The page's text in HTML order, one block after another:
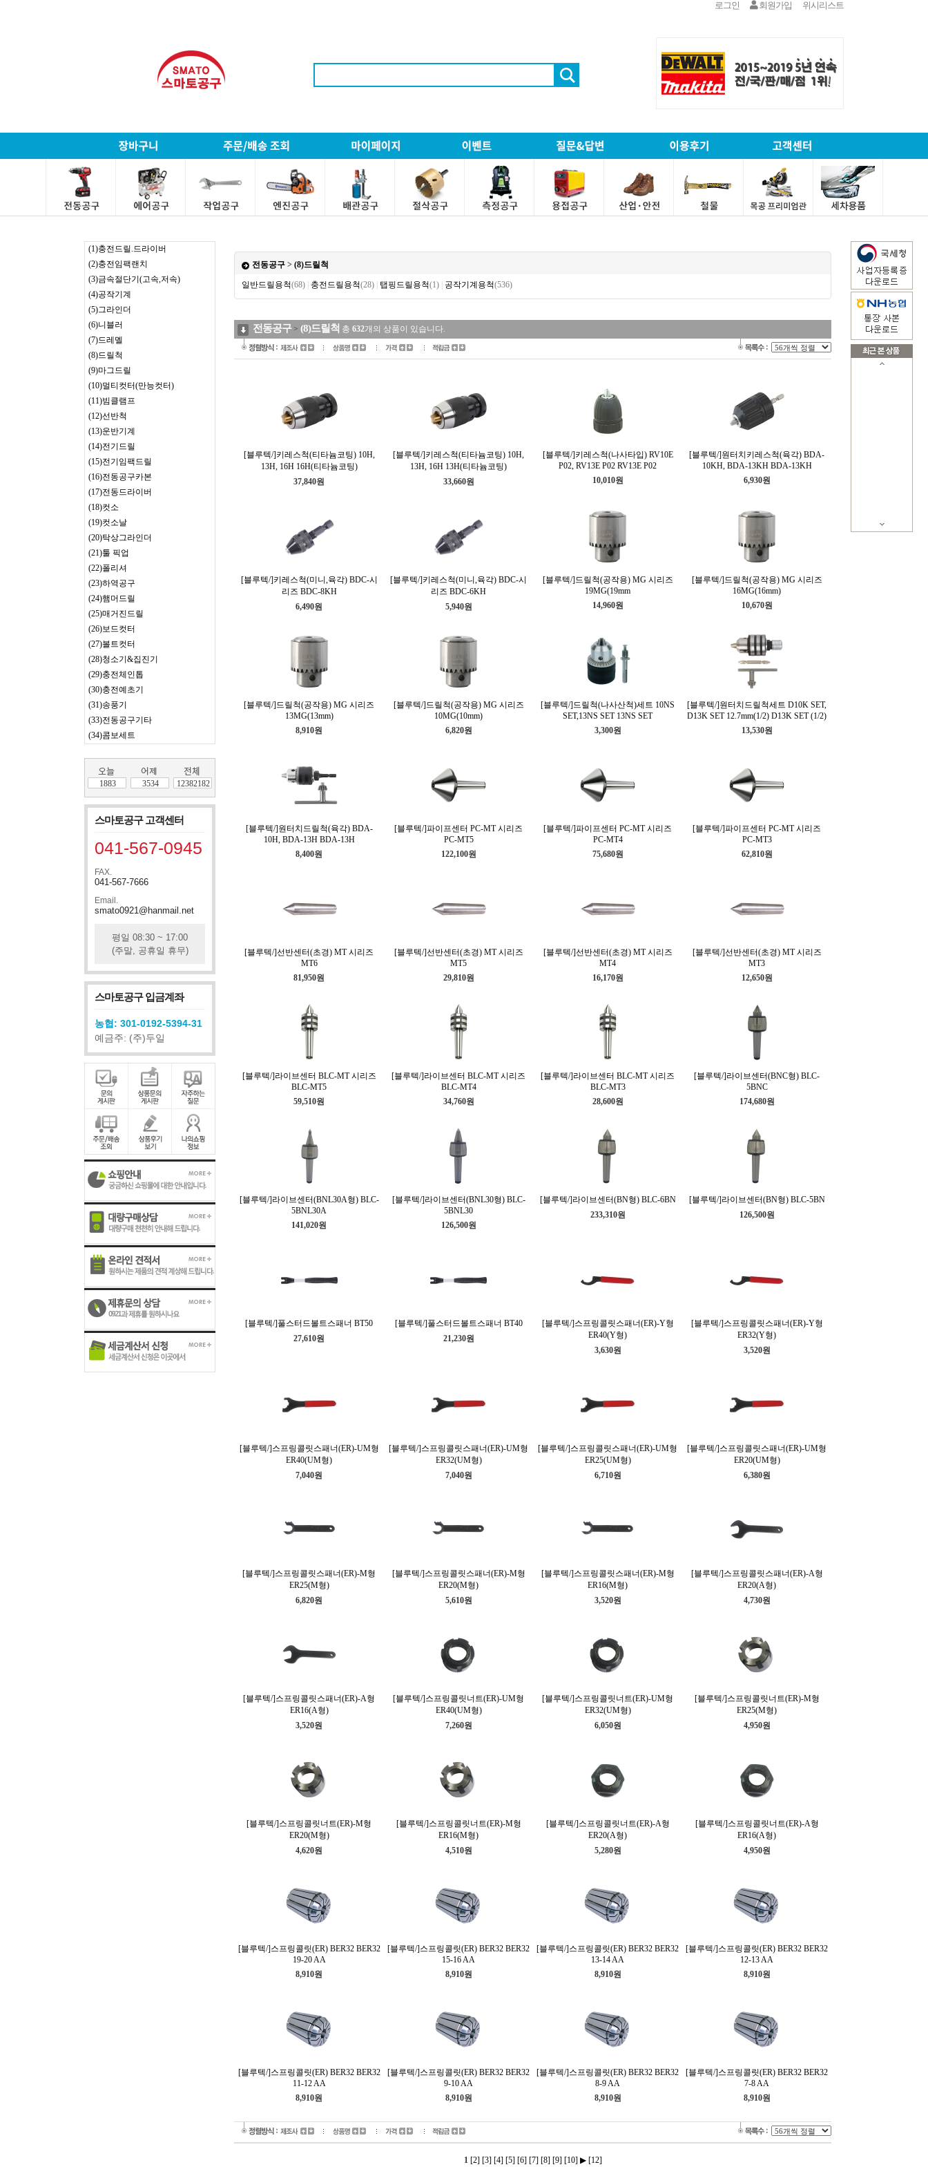
로그인 회원가입 위시리스트
(1)충전드릴.드라이버
(2)충전임팩랜치
(3)금속절단기(고속,저속)
(4)공작기계
(5)그라인더
(6)니블러
(7)드레멜
(8)드릴척
(9)마그드릴
(10)멀티컷터(만능컷터)
(11)빔클램프
(12)선반척
(13)운반기계
(14)전기드릴
(15)전기임팩드릴
(16)전동공구카본
(17)전동드라이버
(18)컷소
(19)컷소날
(20)탁상그라인더
(21)툴 픽업
(22)폴리셔
(23)하역공구
(24)햄머드릴
(25)매거진드릴
(26)보드컷터
(27)볼트컷터
(28)청소기&집진기
(29)충전체인톱
(30)충전예초기
(31)송풍기
(33)전동공구기타
(34)콤보세트
1883 3534 12382182
스마토공구 고객센터
041-567-0945
FAX.
041-567-7666
Email.
smato0921@hanmail.net
평일 08:30 ~ 17:00
(주말, 공휴일 휴무)
스마토공구 입금계좌
농협: 301-0192-5394-31
예금주: (주)두일
전동공구 > (8)드릴척
일반드릴용척(68) 충전드릴용척(28) 탭핑드릴용척(1) 공작기계용척(536)
전동공구> (8)드릴척 총 632개의 상품이 있습니다.
[블루텍/]키레스척(티타늄코팅) 10H,
13H, 16H 16H(티타늄코팅)
37,840원
[블루텍/]키레스척(티타늄코팅) 10H,
13H, 16H 13H(티타늄코팅)
33,660원
[블루텍/]키레스척(나사타입) RV10E
P02, RV13E P02 RV13E P02
10,010원
[블루텍/]원터치키레스척(육각) BDA-
10KH, BDA-13KH BDA-13KH
6,930원
[블루텍/]키레스척(미니,육각) BDC-시
리즈 BDC-8KH
6,490원
[블루텍/]키레스척(미니,육각) BDC-시
리즈 BDC-6KH
5,940원
[블루텍/]드릴척(공작용) MG 시리즈
19MG(19mm
14,960원
[블루텍/]드릴척(공작용) MG 시리즈
16MG(16mm)
10,670원
[블루텍/]드릴척(공작용) MG 시리즈
13MG(13mm)
8,910원
[블루텍/]드릴척(공작용) MG 시리즈
10MG(10mm)
6,820원
[블루텍/]드릴척(나사산척)세트 10NS
SET,13NS SET 13NS SET
3,300원
[블루텍/]원터치드릴척세트 D10K SET,
D13K SET 12.7mm(1/2) D13K SET (1/2)
13,530원
[블루텍/]원터치드릴척(육각) BDA-
10H, BDA-13H BDA-13H
8,400원
[블루텍/]파이프센터 PC-MT 시리즈
PC-MT5
122,100원
[블루텍/]파이프센터 PC-MT 시리즈
PC-MT4
75,680원
[블루텍/]파이프센터 PC-MT 시리즈
PC-MT3
62,810원
[블루텍/]선반센터(초경) MT 시리즈
MT6
81,950원
[블루텍/]선반센터(초경) MT 시리즈
MT5
29,810원
[블루텍/]선반센터(초경) MT 시리즈
MT4
16,170원
[블루텍/]선반센터(초경) MT 시리즈
MT3
12,650원
[블루텍/]라이브센터 BLC-MT 시리즈
BLC-MT5
59,510원
[블루텍/]라이브센터 BLC-MT 시리즈
BLC-MT4
34,760원
[블루텍/]라이브센터 BLC-MT 시리즈
BLC-MT3
28,600원
[블루텍/]라이브센터(BNC형) BLC-
5BNC
174,680원
[블루텍/]라이브센터(BNL30A형) BLC-
5BNL30A
141,020원
[블루텍/]라이브센터(BNL30형) BLC-
5BNL30
126,500원
[블루텍/]라이브센터(BN형) BLC-6BN
233,310원
[블루텍/]라이브센터(BN형) BLC-5BN
126,500원
[블루텍/]풀스터드볼트스패너 BT50
27,610원
[블루텍/]풀스터드볼트스패너 BT40
21,230원
[블루텍/]스프링콜릿스패너(ER)-Y형
ER40(Y형)
3,630원
[블루텍/]스프링콜릿스패너(ER)-Y형
ER32(Y형)
3,520원
[블루텍/]스프링콜릿스패너(ER)-UM형
ER40(UM형)
7,040원
[블루텍/]스프링콜릿스패너(ER)-UM형
ER32(UM형)
7,040원
[블루텍/]스프링콜릿스패너(ER)-UM형
ER25(UM형)
6,710원
[블루텍/]스프링콜릿스패너(ER)-UM형
ER20(UM형)
6,380원
[블루텍/]스프링콜릿스패너(ER)-M형
ER25(M형)
6,820원
[블루텍/]스프링콜릿스패너(ER)-M형
ER20(M형)
5,610원
[블루텍/]스프링콜릿스패너(ER)-M형
ER16(M형)
3,520원
[블루텍/]스프링콜릿스패너(ER)-A형
ER20(A형)
4,730원
[블루텍/]스프링콜릿스패너(ER)-A형
ER16(A형)
3,520원
[블루텍/]스프링콜릿너트(ER)-UM형
ER40(UM형)
7,260원
[블루텍/]스프링콜릿너트(ER)-UM형
ER32(UM형)
6,050원
[블루텍/]스프링콜릿너트(ER)-M형
ER25(M형)
4,950원
[블루텍/]스프링콜릿너트(ER)-M형
ER20(M형)
4,620원
[블루텍/]스프링콜릿너트(ER)-M형
ER16(M형)
4,510원
[블루텍/]스프링콜릿너트(ER)-A형
ER20(A형)
5,280원
[블루텍/]스프링콜릿너트(ER)-A형
ER16(A형)
4,950원
[블루텍/]스프링콜릿(ER) BER32 BER32
19-20 AA
8,910원
[블루텍/]스프링콜릿(ER) BER32 BER32
15-16 AA
8,910원
[블루텍/]스프링콜릿(ER) BER32 BER32
13-14 AA
8,910원
[블루텍/]스프링콜릿(ER) BER32 BER32
12-13 AA
8,910원
[블루텍/]스프링콜릿(ER) BER32 BER32
11-12 AA
8,910원
[블루텍/]스프링콜릿(ER) BER32 BER32
9-10 AA
8,910원
[블루텍/]스프링콜릿(ER) BER32 BER32
8-9 AA
8,910원
[블루텍/]스프링콜릿(ER) BER32 BER32
7-8 AA
8,910원
1 [2] [3] [4] [5] [6] [7] [8] [9] [10] ▶ [12]